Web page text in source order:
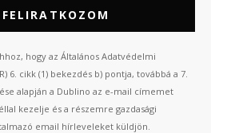
FELIRATKOZOM
hogy az Általános Adatvédelmi
6. cikk (1) bekezdés b) pontja, továbbá a 7.
alapján a Dublino az e-mail címemet
kezelje és a részemre gazdasági
email hírleveleket küldjön.